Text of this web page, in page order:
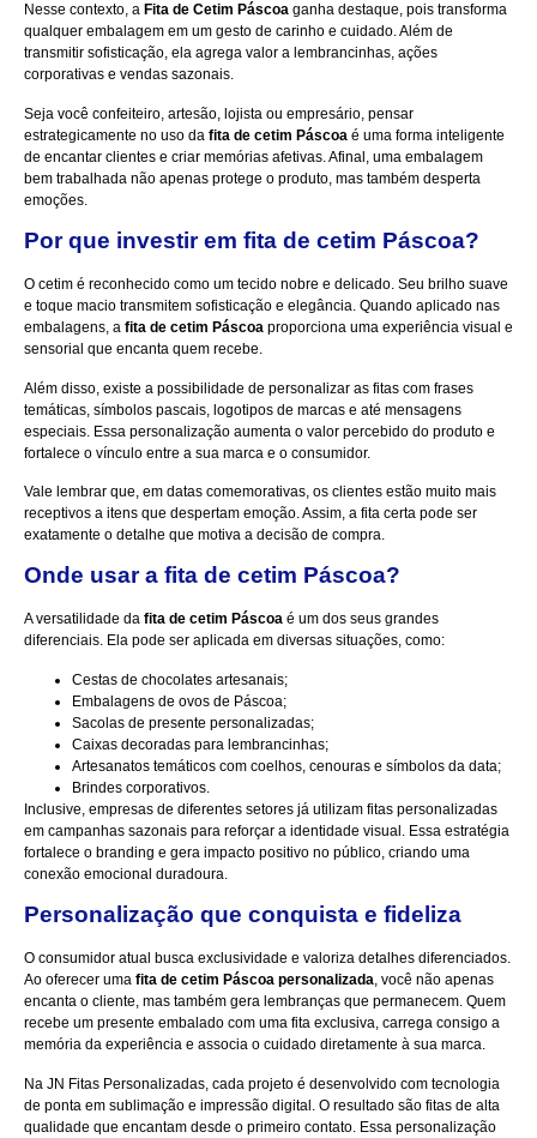
Nesse contexto, a Fita de Cetim Páscoa ganha destaque, pois transforma
qualquer embalagem em um gesto de carinho e cuidado. Além de
transmitir sofisticação, ela agrega valor a lembrancinhas, ações
corporativas e vendas sazonais.
Seja você confeiteiro, artesão, lojista ou empresário, pensar
estrategicamente no uso da fita de cetim Páscoa é uma forma inteligente
de encantar clientes e criar memórias afetivas. Afinal, uma embalagem
bem trabalhada não apenas protege o produto, mas também desperta
emoções.
Por que investir em fita de cetim Páscoa?
O cetim é reconhecido como um tecido nobre e delicado. Seu brilho suave
e toque macio transmitem sofisticação e elegância. Quando aplicado nas
embalagens, a fita de cetim Páscoa proporciona uma experiência visual e
sensorial que encanta quem recebe.
Além disso, existe a possibilidade de personalizar as fitas com frases
temáticas, símbolos pascais, logotipos de marcas e até mensagens
especiais. Essa personalização aumenta o valor percebido do produto e
fortalece o vínculo entre a sua marca e o consumidor.
Vale lembrar que, em datas comemorativas, os clientes estão muito mais
receptivos a itens que despertam emoção. Assim, a fita certa pode ser
exatamente o detalhe que motiva a decisão de compra.
Onde usar a fita de cetim Páscoa?
A versatilidade da fita de cetim Páscoa é um dos seus grandes
diferenciais. Ela pode ser aplicada em diversas situações, como:
Cestas de chocolates artesanais;
Embalagens de ovos de Páscoa;
Sacolas de presente personalizadas;
Caixas decoradas para lembrancinhas;
Artesanatos temáticos com coelhos, cenouras e símbolos da data;
Brindes corporativos.
Inclusive, empresas de diferentes setores já utilizam fitas personalizadas
em campanhas sazonais para reforçar a identidade visual. Essa estratégia
fortalece o branding e gera impacto positivo no público, criando uma
conexão emocional duradoura.
Personalização que conquista e fideliza
O consumidor atual busca exclusividade e valoriza detalhes diferenciados.
Ao oferecer uma fita de cetim Páscoa personalizada, você não apenas
encanta o cliente, mas também gera lembranças que permanecem. Quem
recebe um presente embalado com uma fita exclusiva, carrega consigo a
memória da experiência e associa o cuidado diretamente à sua marca.
Na JN Fitas Personalizadas, cada projeto é desenvolvido com tecnologia
de ponta em sublimação e impressão digital. O resultado são fitas de alta
qualidade que encantam desde o primeiro contato. Essa personalização